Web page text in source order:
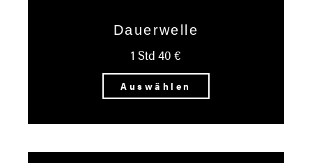
Dauerwelle
1 Std 40 €
Auswählen